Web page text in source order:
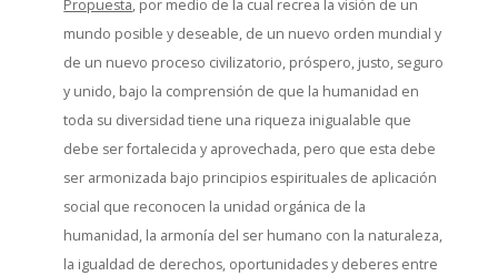
Propuesta, por medio de la cual recrea la visión de un
mundo posible y deseable, de un nuevo orden mundial y
de un nuevo proceso civilizatorio, próspero, justo, seguro
y unido, bajo la comprensión de que la humanidad en
toda su diversidad tiene una riqueza inigualable que
debe ser fortalecida y aprovechada, pero que esta debe
ser armonizada bajo principios espirituales de aplicación
social que reconocen la unidad orgánica de la
humanidad, la armonía del ser humano con la naturaleza,
la igualdad de derechos, oportunidades y deberes entre